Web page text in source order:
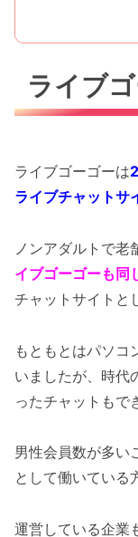
ライブ
ライブゴーゴーは
ライブチャットサ
ノンアダルトで老
イブゴーゴーも同
チャットサイトと
もともとはパソコ
いましたが、時代
ったチャットもで
男性会員数が多い
として働いている
運営している企業